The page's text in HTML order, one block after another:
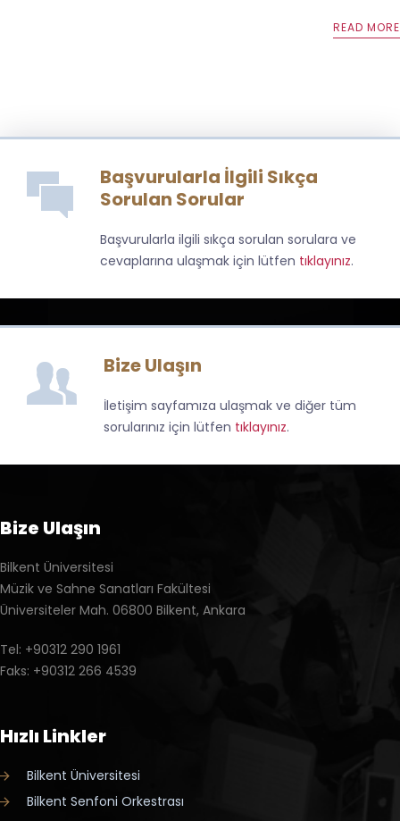
READ MORE
Başvurularla İlgili Sıkça
Sorulan Sorular
Başvurularla ilgili sıkça sorulan sorulara ve
cevaplarına ulaşmak için lütfen tıklayınız.
Bize Ulaşın
İletişim sayfamıza ulaşmak ve diğer tüm
sorularınız için lütfen tıklayınız.
Bize Ulaşın
Bilkent Üniversitesi
Müzik ve Sahne Sanatları Fakültesi
Üniversiteler Mah. 06800 Bilkent, Ankara
Tel: +90312 290 1961
Faks: +90312 266 4539
Hızlı Linkler
Bilkent Üniversitesi
Bilkent Senfoni Orkestrası